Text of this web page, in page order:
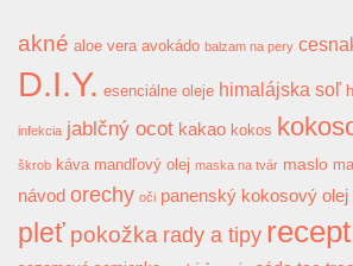
akné aloe vera avokádo balzam na pery
D.I.Y. esenciálne oleje himalájska soľ
infekcia jablčný ocot kakao kokos
škrob káva mandľový olej maska na tvár maslo
návod orechy oči panenský kokosový olej
pleť pokožka rady a tipy recept